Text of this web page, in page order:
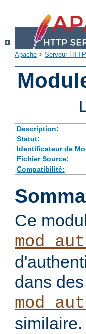
Apache > Serveur HTTP
Description:
Statut:
Identificateur de
Fichier Source:
Compatibilité:
Ce
dans
similaire.